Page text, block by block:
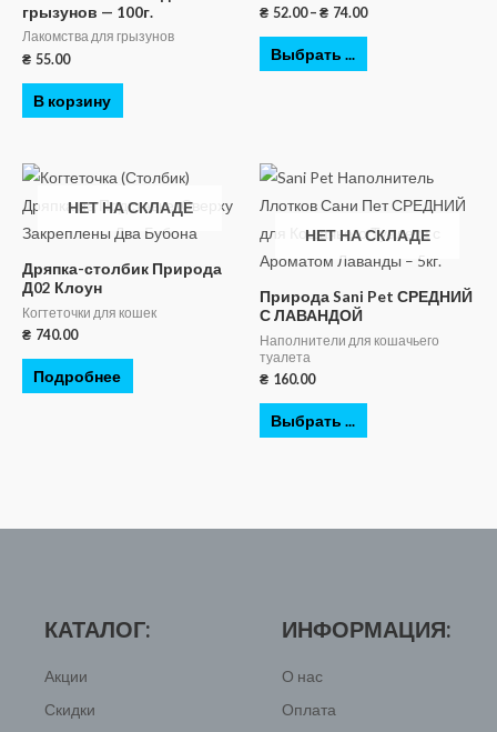
грызунов — 100г.
Лакомства для грызунов
₴ 55.00
В корзину
₴ 52.00– ₴ 74.00
Выбрать ...
НЕТ НА СКЛАДЕ
Дряпка-столбик Природа
Д02 Клоун
Когтеточки для кошек
₴ 740.00
Подробнее
НЕТ НА СКЛАДЕ
Природа Sani Pet СРЕДНИЙ
С ЛАВАНДОЙ
Наполнители для кошачьего
туалета
₴ 160.00
Выбрать ...
КАТАЛОГ:
Акции
Скидки
ИНФОРМАЦИЯ:
О нас
Оплата